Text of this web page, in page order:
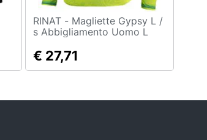
RINAT - Magliette Gypsy L /
s Abbigliamento Uomo L
€ 27,71